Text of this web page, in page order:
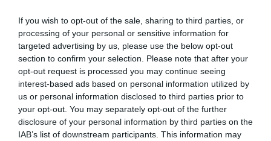
If you wish to opt-out of the sale, sharing to third parties, or
processing of your personal or sensitive information for
targeted advertising by us, please use the below opt-out
section to confirm your selection. Please note that after your
opt-out request is processed you may continue seeing
interest-based ads based on personal information utilized by
us or personal information disclosed to third parties prior to
your opt-out. You may separately opt-out of the further
disclosure of your personal information by third parties on the
IAB’s list of downstream participants. This information may
Probléma jelentése Te vagy a tulajdonos?